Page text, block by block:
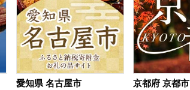
愛知県 名古屋市 京都府 京都市